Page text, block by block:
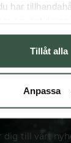
har
Tillåt alla
Anpassa
dig till vårt